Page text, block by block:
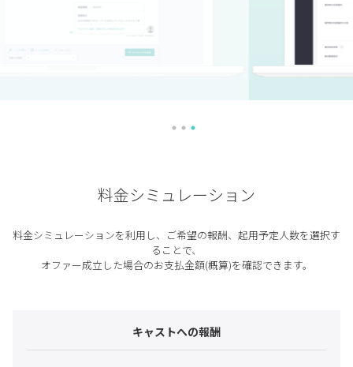
料金シミュレーション
料金シミュレーションを利用し、ご希望の報酬、起用予定人数を選択す
ることで、
オファー成立した場合のお支払金額(概算)を確認できます。
キャストへの報酬